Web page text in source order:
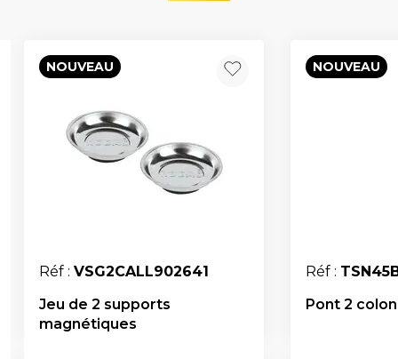
NOUVEAU
Réf : VSG2CALL902641
Jeu de 2 supports
magnétiques
NOUVEAU
Réf :
Pont 2